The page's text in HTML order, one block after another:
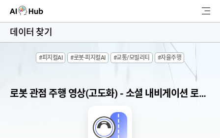
AI-Hub
AI 데이터찾기
색
데이터 찾기
#피지컬AI #로봇·피지컬AI #교통/모빌리티 #자율주행
로봇 관점 주행 영상(고도화) - 소셜 내비게이션 로봇 주행